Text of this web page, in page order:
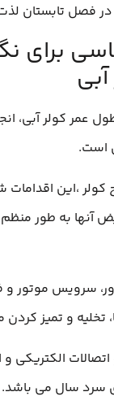
فصل تابستان لذت
برای
عمر کولر آبی،
است.
کولر ،این
آنها به طور
سرویس موتور و
و تمیز کردن
الکتریکی
سرد سال می باشد.